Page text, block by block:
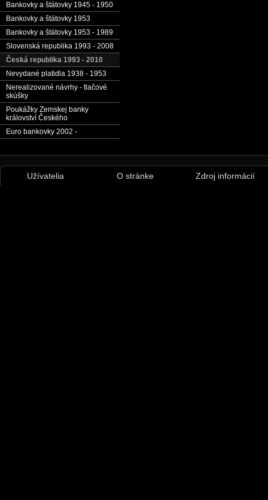
Bankovky a štátovky 1945 - 1950
Bankovky a štátovky 1953
Bankovky a štátovky 1953 - 1989
Slovenská republika 1993 - 2008
Česká republika 1993 - 2010
Nevydané platidla 1938 - 1953
Nerealizované návrhy - tlačové
skúšky
Poukážky Zemskej banky
království Českého
Euro bankovky 2002 -
Užívatelia O stránke Zdroj informácií